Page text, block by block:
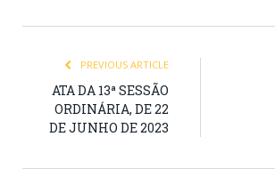
PREVIOUS ARTICLE
ATA DA 13ª SESSÃO
ORDINÁRIA, DE 22
DE JUNHO DE 2023